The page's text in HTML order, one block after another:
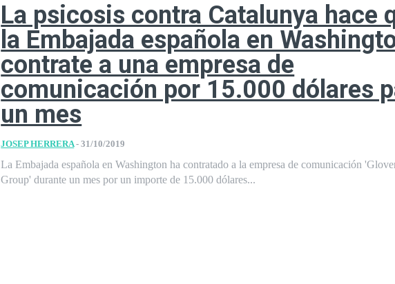
La psicosis contra Catalunya hace
la Embajada española en
contrate a una empresa de
comunicación por 15.000 dólares
un mes
JOSEP HERRERA - 31/10/2019
La Embajada española en Washington ha contratado a la empresa de comunicación
Group' durante un mes por un importe de 15.000 dólares...